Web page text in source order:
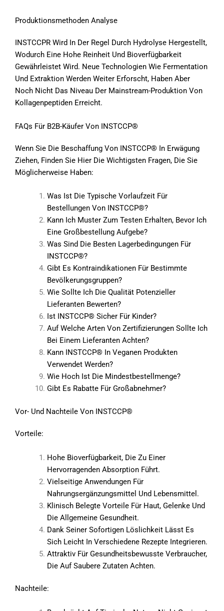
Produktionsmethoden Analyse
INSTCCPR Wird In Der Regel Durch Hydrolyse Hergestellt,
Wodurch Eine Hohe Reinheit Und Bioverfügbarkeit
Gewährleistet Wird. Neue Technologien Wie Fermentation
Und Extraktion Werden Weiter Erforscht, Haben Aber
Noch Nicht Das Niveau Der Mainstream-Produktion Von
Kollagenpeptiden Erreicht.
FAQs Für B2B-Käufer Von INSTCCP®
Wenn Sie Die Beschaffung Von INSTCCP® In Erwägung
Ziehen, Finden Sie Hier Die Wichtigsten Fragen, Die Sie
Möglicherweise Haben:
Was Ist Die Typische Vorlaufzeit Für
Bestellungen Von INSTCCP®?
Kann Ich Muster Zum Testen Erhalten, Bevor Ich
Eine Großbestellung Aufgebe?
Was Sind Die Besten Lagerbedingungen Für
INSTCCP®?
Gibt Es Kontraindikationen Für Bestimmte
Bevölkerungsgruppen?
Wie Sollte Ich Die Qualität Potenzieller
Lieferanten Bewerten?
Ist INSTCCP® Sicher Für Kinder?
Auf Welche Arten Von Zertifizierungen Sollte Ich
Bei Einem Lieferanten Achten?
Kann INSTCCP® In Veganen Produkten
Verwendet Werden?
Wie Hoch Ist Die Mindestbestellmenge?
Gibt Es Rabatte Für Großabnehmer?
Vor- Und Nachteile Von INSTCCP®
Vorteile:
Hohe Bioverfügbarkeit, Die Zu Einer
Hervorragenden Absorption Führt.
Vielseitige Anwendungen Für
Nahrungsergänzungsmittel Und Lebensmittel.
Klinisch Belegte Vorteile Für Haut, Gelenke Und
Die Allgemeine Gesundheit.
Dank Seiner Sofortigen Löslichkeit Lässt Es
Sich Leicht In Verschiedene Rezepte Integrieren.
Attraktiv Für Gesundheitsbewusste Verbraucher,
Die Auf Saubere Zutaten Achten.
Nachteile: